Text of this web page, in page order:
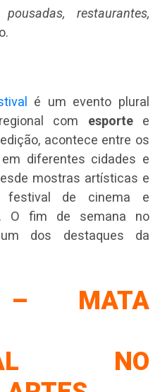
restaurantes,
é um evento plural
com esportee
acontece entre os
diferentes cidades e
mostras artísticas e
festival de cinema e
O fim de semana no
dos destaques da
– MATA
NO